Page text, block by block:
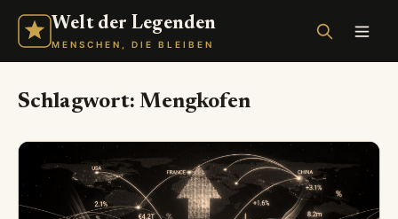
Welt der Legenden
MENSCHEN, DIE BLEIBEN
Schlagwort:Mengkofen